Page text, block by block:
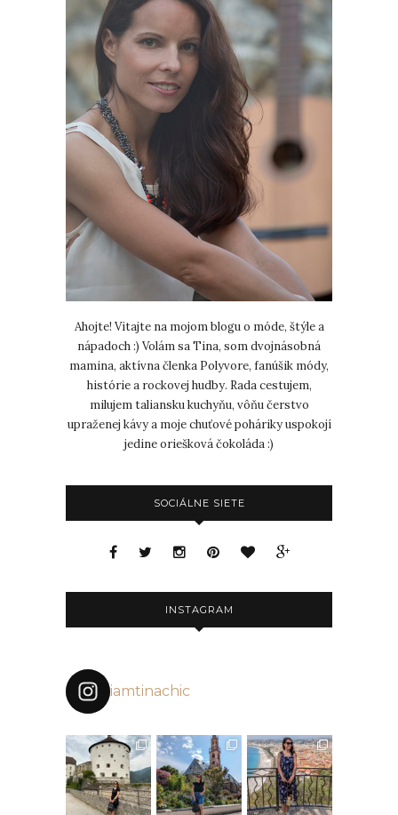
Ahojte! Vitajte na mojom blogu o móde, štýle a
nápadoch :) Volám sa Tina, som dvojnásobná
mamina, aktívna členka Polyvore, fanúšik módy,
histórie a rockovej hudby. Rada cestujem,
milujem taliansku kuchyňu, vôňu čerstvo
upraženej kávy a moje chuťové poháriky uspokojí
jedine oriešková čokoláda :)
SOCIÁLNE SIETE
INSTAGRAM
iamtinachic